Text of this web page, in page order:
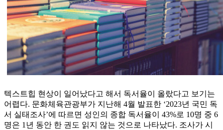
텍스트힙 현상이 일어났다고 해서 독서율이 올랐다고 보기는
어렵다. 문화체육관광부가 지난해 4월 발표한 ‘2023년 국민 독
서 실태조사’에 따르면 성인의 종합 독서율이 43%로 10명 중 6
명은 1년 동안 한 권도 읽지 않는 것으로 나타났다. 조사가 시